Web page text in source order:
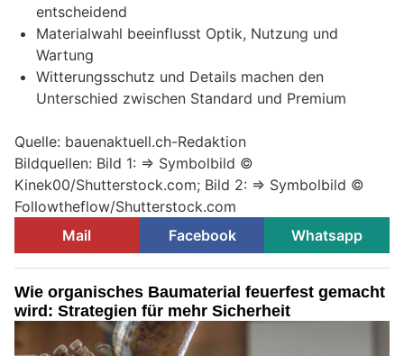
entscheidend
Materialwahl beeinflusst Optik, Nutzung und
Wartung
Witterungsschutz und Details machen den
Unterschied zwischen Standard und Premium
Quelle: bauenaktuell.ch-Redaktion
Bildquellen: Bild 1: => Symbolbild ©
Kinek00/Shutterstock.com; Bild 2: => Symbolbild ©
Followtheflow/Shutterstock.com
Mail
Facebook Whatsapp
Wie organisches Baumaterial feuerfest gemacht
wird: Strategien für mehr Sicherheit